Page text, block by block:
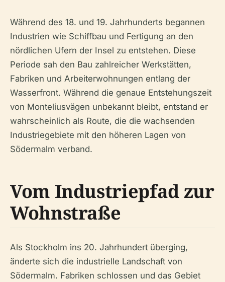
Während des 18. und 19. Jahrhunderts begannen
Industrien wie Schiffbau und Fertigung an den
nördlichen Ufern der Insel zu entstehen. Diese
Periode sah den Bau zahlreicher Werkstätten,
Fabriken und Arbeiterwohnungen entlang der
Wasserfront. Während die genaue Entstehungszeit
von Monteliusvägen unbekannt bleibt, entstand er
wahrscheinlich als Route, die die wachsenden
Industriegebiete mit den höheren Lagen von
Södermalm verband.
Vom Industriepfad zur
Wohnstraße
Als Stockholm ins 20. Jahrhundert überging,
änderte sich die industrielle Landschaft von
Södermalm. Fabriken schlossen und das Gebiet